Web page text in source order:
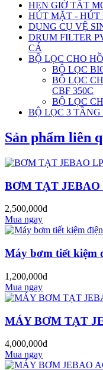
HẸN GIỜ TẮT
HÚT MẶT -
DỤNG CỤ VỆ
DRUM FILTER
CÁ
BỘ LỌC CHO
BỘ LỌC
BỘ LỌC
CBF 350C
BỘ LỌC
BỘ LỌC 3
Sản phẩm liên
BƠM TẠT JEBAO
2,500,000đ
Mua ngay
Máy bơm tiết kiệm
1,200,000đ
Mua ngay
MÁY BƠM TẠT
4,000,000đ
Mua ngay